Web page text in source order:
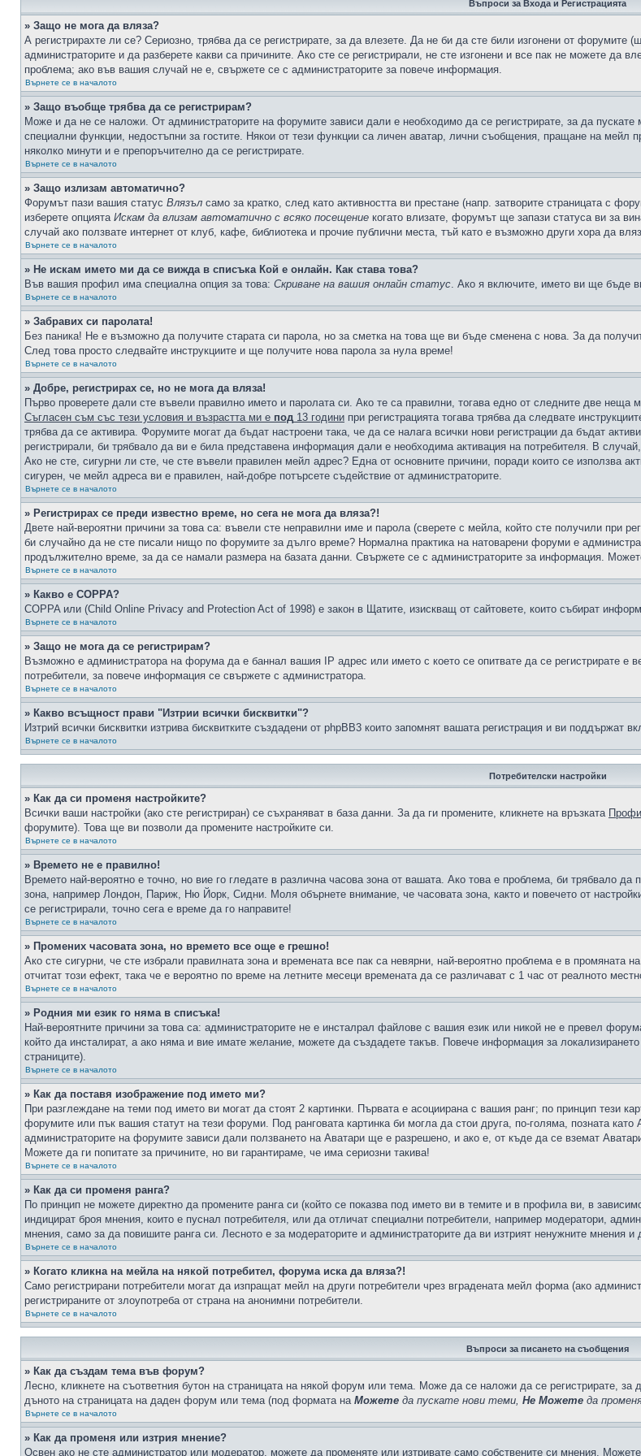
Въпроси за Входа и Регистрацията
» Защо не мога да вляза?
А регистрирахте ли се? Сериозно, трябва да се регистрирате, за да влезете. Да не би да сте били изгонени от
администраторите и да разберете какви са причините. Ако сте се регистрирали, не сте изгонени и все пак не можете да
проблема; ако във вашия случай не е, свържете се с администраторите за повече информация.
Върнете се в началото
» Защо въобще трябва да се регистрирам?
Може и да не се наложи. От администраторите на форумите зависи дали е необходимо да се регистрирате, за да
специални функции, недостъпни за гостите. Някои от тези функции са личен аватар, лични съобщения, пращане на мейл
няколко минути и е препоръчително да се регистрирате.
Върнете се в началото
» Защо излизам автоматично?
Форумът пази вашия статус Влязъл само за кратко, след като активността ви престане (напр. затворите страницата с
изберете опцията Искам да влизам автоматично с всяко посещение когато влизате, форумът ще запази статуса ви за
случай ако ползвате интернет от клуб, кафе, библиотека и прочие публични места, тъй като е възможно други хора да
Върнете се в началото
» Не искам името ми да се вижда в списъка Кой е онлайн. Как става това?
Във вашия профил има специална опция за това: Скриване на вашия онлайн статус. Ако я включите, името ви ще бъде
Върнете се в началото
» Забравих си паролата!
Без паника! Не е възможно да получите старата си парола, но за сметка на това ще ви бъде сменена с нова. За да
След това просто следвайте инструкциите и ще получите нова парола за нула време!
Върнете се в началото
» Добре, регистрирах се, но не мога да вляза!
Първо проверете дали сте въвели правилно името и паролата си. Ако те са правилни, тогава едно от следните две
Съгласен съм със тези условия и възрастта ми е под 13 години при регистрацията тогава трябва да следвате
трябва да се активира. Форумите могат да бъдат настроени така, че да се налага всички нови регистрации да бъдат
регистрирали, би трябвало да ви е била представена информация дали е необходима активация на потребителя. В
Ако не сте, сигурни ли сте, че сте въвели правилен мейл адрес? Една от основните причини, поради които се използва
сигурен, че мейл адреса ви е правилен, най-добре потърсете съдействие от администраторите.
Върнете се в началото
» Регистрирах се преди известно време, но сега не мога да вляза?!
Двете най-вероятни причини за това са: въвели сте неправилни име и парола (сверете с мейла, който сте получили при
би случайно да не сте писали нищо по форумите за дълго време? Нормална практика на натоварени форуми е
продължително време, за да се намали размера на базата данни. Свържете се с администраторите за информация.
Върнете се в началото
» Какво е COPPA?
COPPA или (Child Online Privacy and Protection Act of 1998) е закон в Щатите, изискващ от сайтовете, които събират
Върнете се в началото
» Защо не мога да се регистрирам?
Възможно е администратора на форума да е баннал вашия IP адрес или името с което се опитвате да се регистрирате е
потребители, за повече информация се свържете с администратора.
Върнете се в началото
» Какво всъщност прави "Изтрии всички бисквитки"?
Изтрий всички бисквитки изтрива бисквитките създадени от phpBB3 които запомнят вашата регистрация и ви поддържат
Върнете се в началото
Потребителски настройки
» Как да си променя настройките?
Всички ваши настройки (ако сте регистриран) се съхраняват в база данни. За да ги промените, кликнете на връзката
форумите). Това ще ви позволи да промените настройките си.
Върнете се в началото
» Времето не е правилно!
Времето най-вероятно е точно, но вие го гледате в различна часова зона от вашата. Ако това е проблема, би трябвало
зона, например Лондон, Париж, Ню Йорк, Сидни. Моля обърнете внимание, че часовата зона, както и повечето от
се регистрирали, точно сега е време да го направите!
Върнете се в началото
» Промених часовата зона, но времето все още е грешно!
Ако сте сигурни, че сте избрали правилната зона и времената все пак са невярни, най-вероятно проблема е в промяната
отчитат този ефект, така че е вероятно по време на летните месеци времената да се различават с 1 час от реалното
Върнете се в началото
» Родния ми език го няма в списъка!
Най-вероятните причини за това са: администраторите не е инсталрал файлове с вашия език или никой не е превел
който да инсталират, а ако няма и вие имате желание, можете да създадете такъв. Повече информация за
страниците).
Върнете се в началото
» Как да поставя изображение под името ми?
При разглеждане на теми под името ви могат да стоят 2 картинки. Първата е асоциирана с вашия ранг; по принцип тези
форумите или пък вашия статут на тези форуми. Под ранговата картинка би могла да стои друга, по-голяма, позната
администраторите на форумите зависи дали ползването на Аватари ще е разрешено, и ако е, от къде да се вземат
Можете да ги попитате за причините, но ви гарантираме, че има сериозни такива!
Върнете се в началото
» Как да си променя ранга?
По принцип не можете директно да промените ранга си (който се показва под името ви в темите и в профила ви, в
индицират броя мнения, които е пуснал потребителя, или да отличат специални потребители, например модератори,
мнения, само за да повишите ранга си. Лесното е за модераторите и администраторите да ви изтрият ненужните мнения
Върнете се в началото
» Когато кликна на мейла на някой потребител, форума иска да вляза?!
Само регистрирани потребители могат да изпращат мейл на други потребители чрез вградената мейл форма (ако
регистрираните от злоупотреба от страна на анонимни потребители.
Върнете се в началото
Въпроси за писането на съобщения
» Как да създам тема във форум?
Лесно, кликнете на съответния бутон на страницата на някой форум или тема. Може да се наложи да се регистрирате,
дъното на страницата на даден форум или тема (под формата на Можете да пускате нови теми, Не Можете да
Върнете се в началото
» Как да променя или изтрия мнение?
Освен ако не сте администратор или модератор, можете да променяте или изтривате само собствените си мнения.